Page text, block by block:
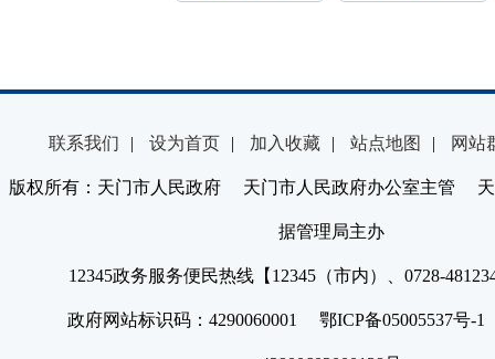
联系我们 | 设为首页 | 加入收藏 | 站点地图 | 网站
版权所有：天门市人民政府 天门市人民政府办公室主管 天
据管理局主办
12345政务服务便民热线【12345（市内）、0728-
政府网站标识码：4290060001 鄂ICP备05005537号